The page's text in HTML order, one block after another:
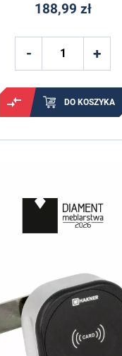
188,99 zł
DO KOSZYKA